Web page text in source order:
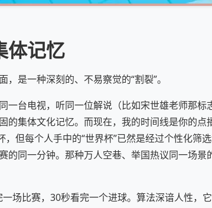
体记忆
是一种深刻的、不易察觉的“割裂”。
一台电视，听同一位解说（比如宋世雄老师那标
的集体文化记忆。而现在，我的时间线是你的点
，但每个人手中的“世界杯”已然是经过个性化筛
的同一分钟。那种万人空巷、举国热议同一场景
场比赛，30秒看完一个进球。算法深谙人性，